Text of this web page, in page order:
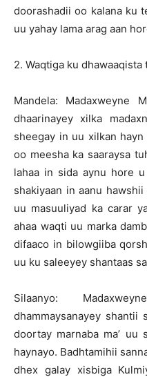
doorashadii oo kalana ku
uu yahay lama arag aan
2. Waqtiga ku dhawaaqista
Mandela: Madaxweyne
dhaarinayey xilka
sheegay in uu xilkan
oo meesha ka saaraysa
lahaa in sida aynu hore
shakiyaan in aanu
uu masuuliyad ka carar
ahaa waqti uu marka
difaaco in bilowgiiba
uu ku saleeyey shantaas
Silaanyo:
dhammaysanayey
doortay marnaba ma’
haynayo. Badhtamihii
dhex galay xisbiga